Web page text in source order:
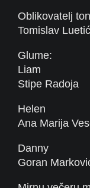
Oblikovatelj
Tomislav Luetić
Glume:
Liam
Stipe Radoja
Helen
Ana Marija
Danny
Goran